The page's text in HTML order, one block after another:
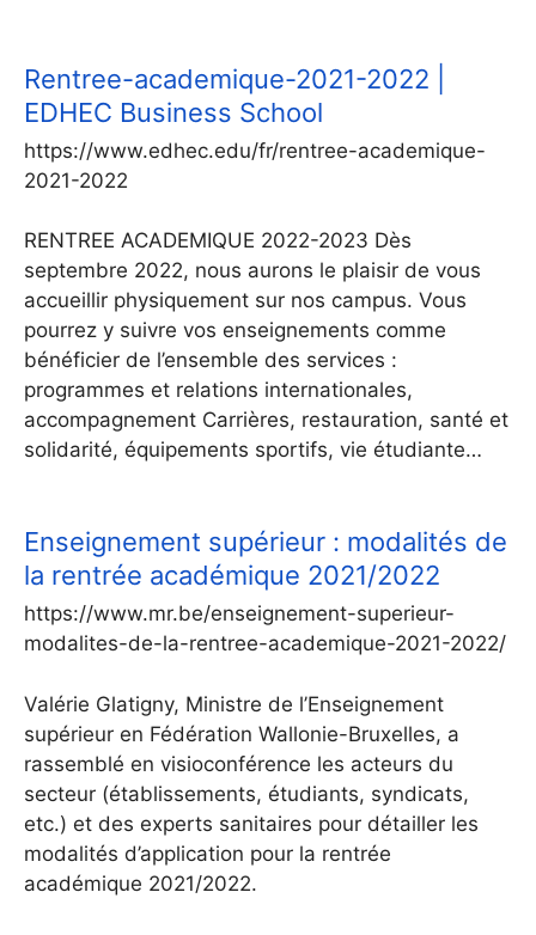
Rentree-academique-2021-2022 |
EDHEC Business School
https://www.edhec.edu/fr/rentree-academique-
2021-2022
RENTREE ACADEMIQUE 2022-2023 Dès
septembre 2022, nous aurons le plaisir de vous
accueillir physiquement sur nos campus. Vous
pourrez y suivre vos enseignements comme
bénéficier de l’ensemble des services :
programmes et relations internationales,
accompagnement Carrières, restauration, santé et
solidarité, équipements sportifs, vie étudiante…
Enseignement supérieur : modalités de
la rentrée académique 2021/2022
https://www.mr.be/enseignement-superieur-
modalites-de-la-rentree-academique-2021-2022/
Valérie Glatigny, Ministre de l’Enseignement
supérieur en Fédération Wallonie-Bruxelles, a
rassemblé en visioconférence les acteurs du
secteur (établissements, étudiants, syndicats,
etc.) et des experts sanitaires pour détailler les
modalités d’application pour la rentrée
académique 2021/2022.